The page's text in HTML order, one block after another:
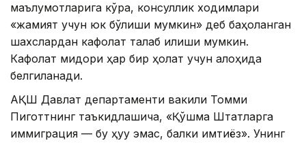
маълумотларига кўра, консуллик ходимлари
«жамият учун юк бўлиши мумкин» деб баҳоланган
шахслардан кафолат талаб қилиши мумкин.
Кафолат миқдори ҳар бир ҳолат учун алоҳида
белгиланади.
АҚШ Давлат департаменти вакили Томми
Пиготтнинг таъкидлашича, «Қўшма Штатларга
иммиграция — бу ҳуқуқ эмас, балки имтиёз». Унинг